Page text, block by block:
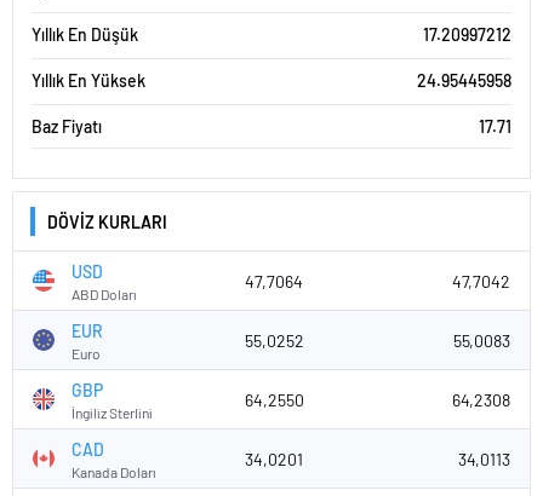
Yıllık En Düşük 17.20997212
Yıllık En Yüksek 24.95445958
Baz Fiyatı 17.71
DÖVİZ KURLARI
USD
ABD Doları
47,7064 47,7042
EUR
Euro
55,0252 55,0083
GBP
İngiliz Sterlini
64,2550 64,2308
CAD
Kanada Doları
34,0201 34,0113